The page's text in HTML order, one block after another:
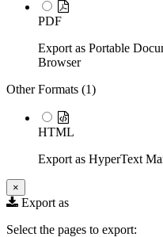
PDF
Export as Portable
Browser
Other Formats (1)
HTML
Export as HyperText
×
Export as
Select the pages to export: